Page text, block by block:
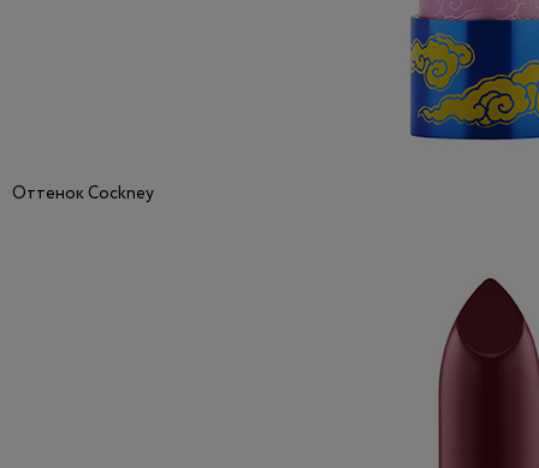
Оттенок Cockney